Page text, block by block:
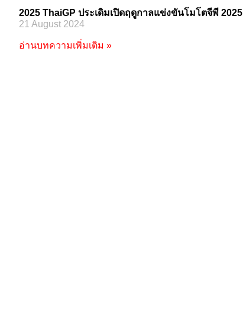
2025 ThaiGP ประเดิมเปิดฤดูกาลแข่งขันโมโตจีพี 2025
21 August 2024
อ่านบทความเพิ่มเติม »